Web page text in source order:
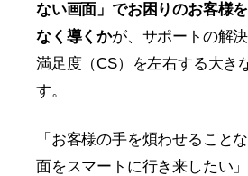
ない画面」でお困りのお客様
なく導くかが、サポートの解
満足度（CS）を左右する大き
す。
「お客様の手を煩わせること
面をスマートに行き来したい